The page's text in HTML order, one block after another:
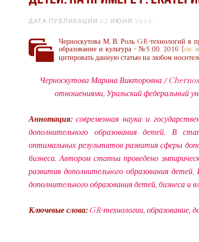
ДАТА ПУБЛИКАЦИИ 02 ИЮНЯ 2016.
Черноскутова М. В. Роль GR-технологий в
образование и культура - №5 (8), 2016 {см.
цитировать данную статью на любом
Черноскутова Марина Викторовна /
отношениями, Уральский федеральный
Аннотация:современная наука и
дополнительного образования детей. В
оптимальных результатов развития сферы
бизнеса. Автором статьи проведено
развития дополнительного образования
дополнительного образования детей, бизнеса и
Ключевые слова: GR-технологии, образование,